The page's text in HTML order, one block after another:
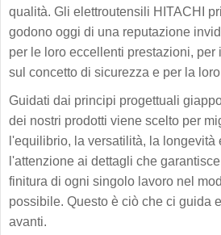
qualità. Gli elettroutensili HITACHI
godono oggi di una reputazione
per le loro eccellenti prestazioni, per
sul concetto di sicurezza e per la
Guidati dai principi progettuali
dei nostri prodotti viene scelto per
l'equilibrio, la versatilità, la longevità
l'attenzione ai dettagli che
finitura di ogni singolo lavoro nel
possibile. Questo è ciò che ci guida
avanti.